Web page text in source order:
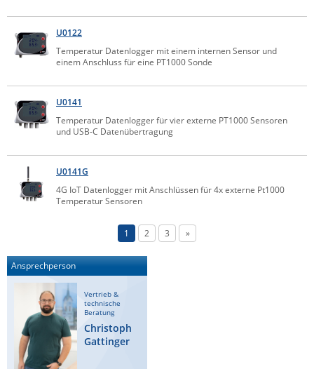
U0122
Temperatur Datenlogger mit einem internen Sensor und
einem Anschluss für eine PT1000 Sonde
U0141
Temperatur Datenlogger für vier externe PT1000 Sensoren
und USB-C Datenübertragung
U0141G
4G IoT Datenlogger mit Anschlüssen für 4x externe Pt1000
Temperatur Sensoren
1 2 3 »
Ansprechperson
Vertrieb &
technische
Beratung
Christoph
Gattinger